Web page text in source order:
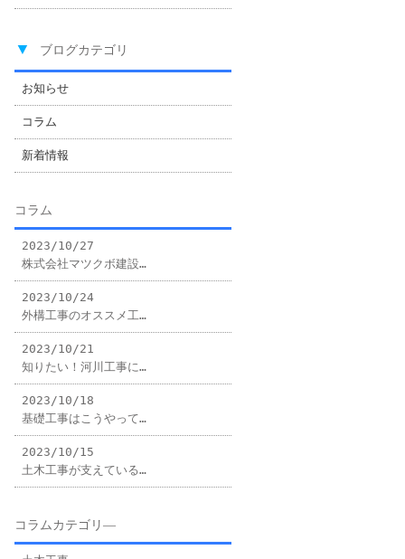
▼ ブログカテゴリ
お知らせ
コラム
新着情報
コラム
2023/10/27
株式会社マツクボ建設…
2023/10/24
外構工事のオススメ工…
2023/10/21
知りたい！河川工事に…
2023/10/18
基礎工事はこうやって…
2023/10/15
土木工事が支えている…
コラムカテゴリ―